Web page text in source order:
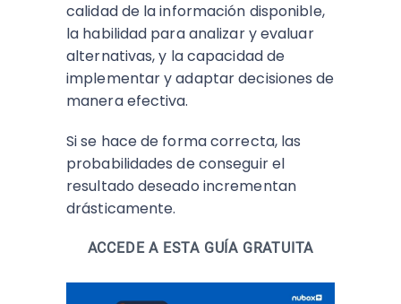
calidad de la información disponible,
la habilidad para analizar y evaluar
alternativas, y la capacidad de
implementar y adaptar decisiones de
manera efectiva.
Si se hace de forma correcta, las
probabilidades de conseguir el
resultado deseado incrementan
drásticamente.
ACCEDE A ESTA GUÍA GRATUITA